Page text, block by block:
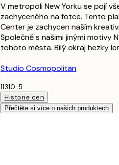
V metropoli New Yorku se pojí
zachyceného na fotce. Tento
Center je zachycen naším
Společně s našimi jinými motivy
tohoto města. Bílý okraj hezky
Studio Cosmopolitan
11310-5
Historie cen
Přečtěte si více o našich produktech